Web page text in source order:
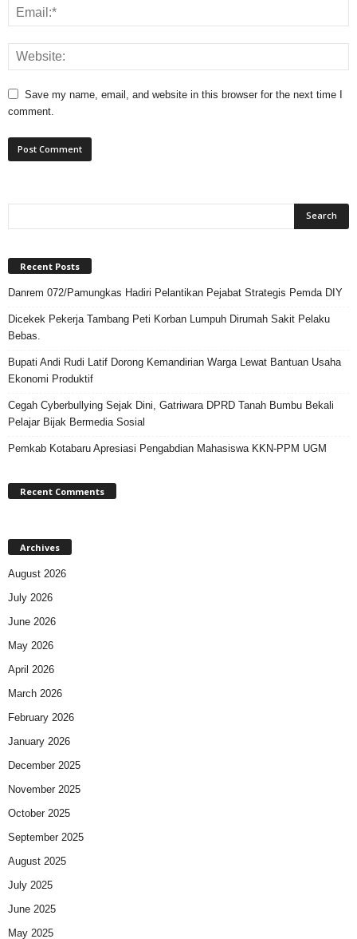
Save my name, email, and website in this browser for the next time I
comment.
Recent Posts
Danrem 072/Pamungkas Hadiri Pelantikan Pejabat Strategis Pemda DIY
Dicekek Pekerja Tambang Peti Korban Lumpuh Dirumah Sakit Pelaku
Bebas.
Bupati Andi Rudi Latif Dorong Kemandirian Warga Lewat Bantuan Usaha
Ekonomi Produktif
Cegah Cyberbullying Sejak Dini, Gatriwara DPRD Tanah Bumbu Bekali
Pelajar Bijak Bermedia Sosial
Pemkab Kotabaru Apresiasi Pengabdian Mahasiswa KKN-PPM UGM
Recent Comments
Archives
August 2026
July 2026
June 2026
May 2026
April 2026
March 2026
February 2026
January 2026
December 2025
November 2025
October 2025
September 2025
August 2025
July 2025
June 2025
May 2025